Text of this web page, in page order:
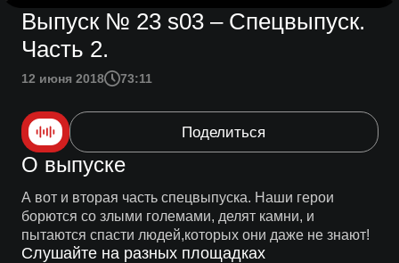
Выпуск № 23 s03 – Спецвыпуск.
Часть 2.
12 июня 2018 73:11
Поделиться
О выпуске
А вот и вторая часть спецвыпуска. Наши герои
борются со злыми големами, делят камни, и
пытаются спасти людей,которых они даже не знают!
Слушайте на разных площадках